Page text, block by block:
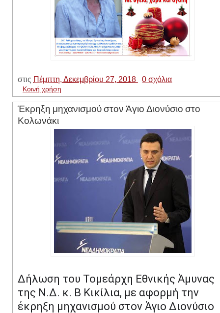
στις Πέμπτη, Δεκεμβρίου 27, 2018 0 σχόλια
Κοινή χρήση
Έκρηξη μηχανισμού στον Άγιο Διονύσιο στο
Κολωνάκι
Δήλωση του Τομεάρχη Εθνικής Άμυνας
της Ν.Δ. κ. Β Κικίλια, με αφορμή την
έκρηξη μηχανισμού στον Άγιο Διονύσιο